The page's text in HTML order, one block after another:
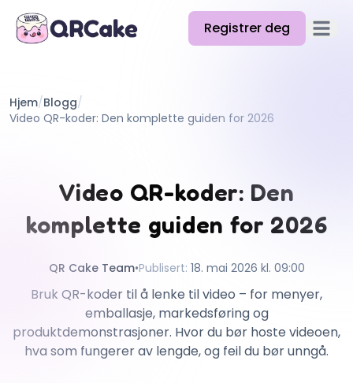
Registrer deg Åpne
Priser
Docs
Hjelp
Hjem/Blogg/
Video QR-koder: Den komplette guiden for 2026
Video QR-koder: Den
komplette guiden for 2026
QR Cake Team•Publisert: 18. mai 2026 kl. 09:00
Bruk QR-koder til å lenke til video – for menyer,
emballasje, markedsføring og
produktdemonstrasjoner. Hvor du bør hoste videoen,
hva som fungerer av lengde, og feil du bør unngå.